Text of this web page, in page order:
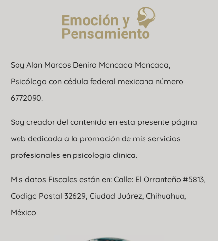
Soy Alan Marcos Deniro Moncada Moncada,
Psicólogo con cédula federal mexicana número
6772090.
Soy creador del contenido en esta presente página
web dedicada a la promoción de mis servicios
profesionales en psicologia clinica.
Mis datos Fiscales están en: Calle: El Orranteño #5813,
Codigo Postal 32629, Ciudad Juárez, Chihuahua,
México